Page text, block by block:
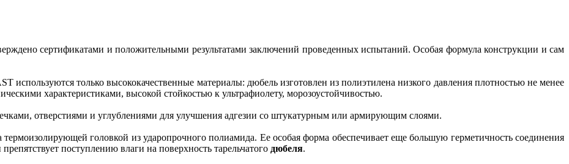
сертификатами и положительными результатами заключений проведенных испытаний. Особая формула конструкции и сам
используются только высококачественные материалы: дюбель изготовлен из полиэтилена низкого давления плотностью не менее
характеристиками, высокой стойкостью к ультрафиолету, морозоустойчивостью.
отверстиями и углублениями для улучшения адгезии со штукатурным или армирующим слоями.
термоизолирующей головкой из ударопрочного полиамида. Ее особая форма обеспечивает еще большую герметичность соединения
поступлению влаги на поверхность тарельчатого дюбеля.